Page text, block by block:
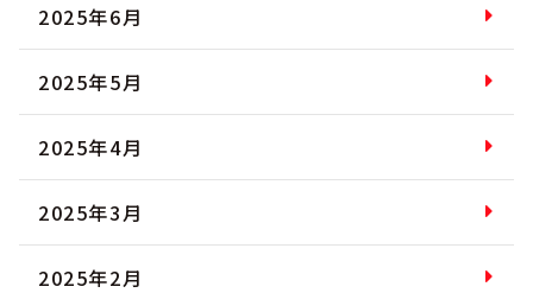
2025年6月
2025年5月
2025年4月
2025年3月
2025年2月